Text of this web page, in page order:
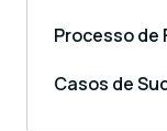
Processo de
Casos de